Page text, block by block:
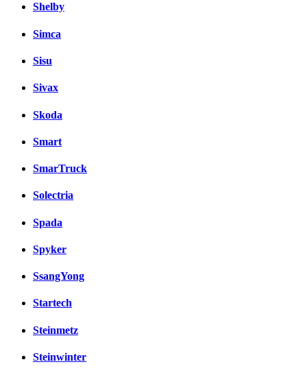
Shelby
Simca
Sisu
Sivax
Skoda
Smart
SmarTruck
Solectria
Spada
Spyker
SsangYong
Startech
Steinmetz
Steinwinter